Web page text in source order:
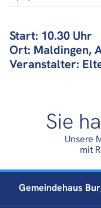
Start: 10.30 Uhr
Ort: Maldingen,
Veranstalter:
Sie
Unsere
mit
Gemeindehaus